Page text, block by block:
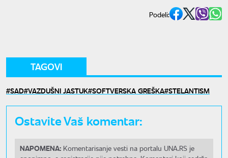
Podeli:
TAGOVI
SAD VAZDUŠNI JASTUK SOFTVERSKA GREŠKA STELANTISM
Ostavite Vaš komentar:
NAPOMENA: Komentarisanje vesti na portalu UNA.RS je